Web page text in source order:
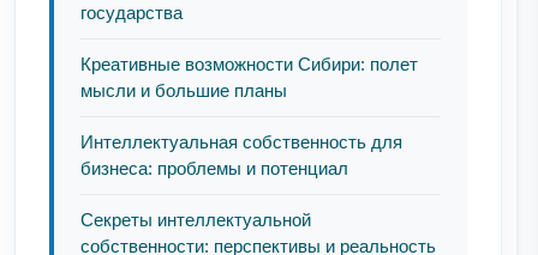
государства
Креативные возможности Сибири: полет
мысли и большие планы
Интеллектуальная собственность для
бизнеса: проблемы и потенциал
Секреты интеллектуальной
собственности: перспективы и реальность